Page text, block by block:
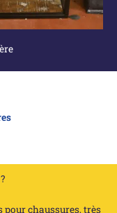
pour chaussures, très